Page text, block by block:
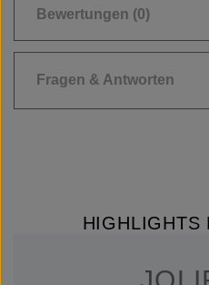
Bewertungen (0)
Fragen & Antworten
HIGHLIGHTS